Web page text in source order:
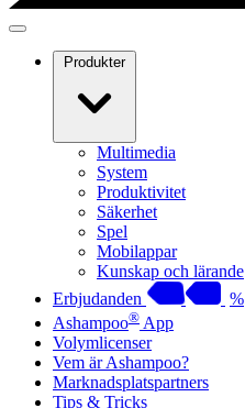
Produkter
Multimedia
System
Produktivitet
Säkerhet
Spel
Mobilappar
Kunskap och lärande
Erbjudanden
%
Ashampoo® App
Volymlicenser
Vem är Ashampoo?
Marknadsplatspartners
Tips & Tricks